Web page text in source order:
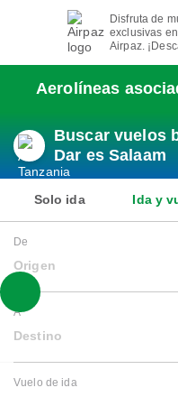
Disfruta de
exclusivas
Airpaz.
Aerolíneas
Buscar vuelos
Dar es Salaam
Solo ida Ida y
De
Origen
A
Destino
Vuelo de ida